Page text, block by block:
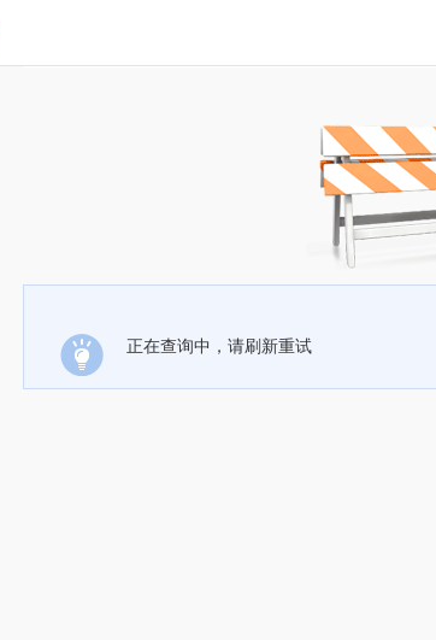
正在查询中，请刷新重试